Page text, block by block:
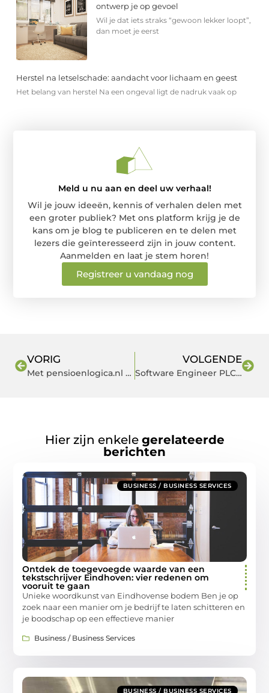
ontwerp je op gevoel
Wil je dat iets straks “gewoon lekker loopt”,
dan moet je eerst
Herstel na letselschade: aandacht voor lichaam en geest
Het belang van herstel Na een ongeval ligt de nadruk vaak op
Meld u nu aan en deel uw verhaal!
Wil je jouw ideeën, kennis of verhalen delen met
een groter publiek? Met ons platform krijg je de
kans om je blog te publiceren en te delen met
lezers die geïnteresseerd zijn in jouw content.
Aanmelden en laat je stem horen!
Registreer u vandaag nog
VORIG
Met pensioenlogica.nl kan je eerder met pensioen
VOLGENDE
Software Engineer PLC, regio Nijmegen
Hier zijn enkele gerelateerde
berichten
BUSINESS / BUSINESS SERVICES
Ontdek de toegevoegde waarde van een
tekstschrijver Eindhoven: vier redenen om
vooruit te gaan
Unieke woordkunst van Eindhovense bodem Ben je op
zoek naar een manier om je bedrijf te laten schitteren en
je boodschap op een effectieve manier
Business / Business Services
BUSINESS / BUSINESS SERVICES